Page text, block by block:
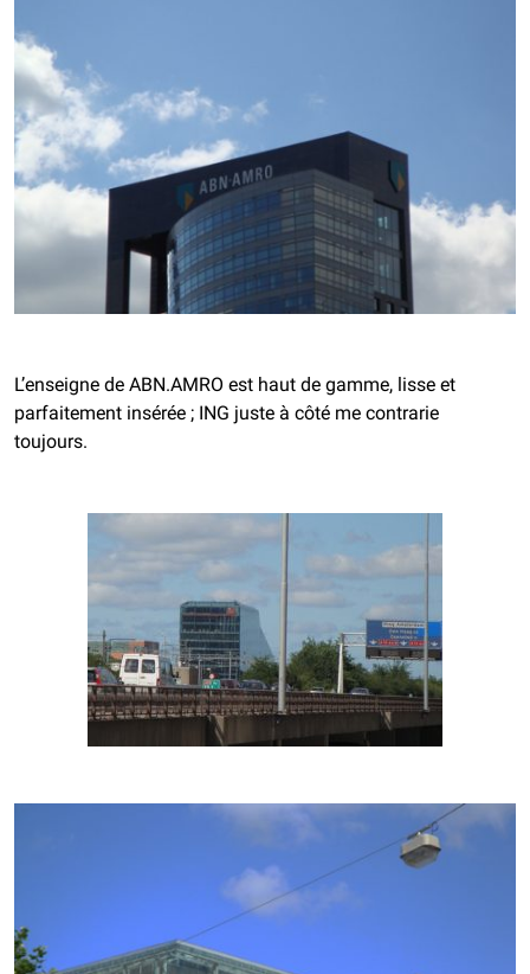
L’enseigne de ABN.AMRO est haut de gamme, lisse et
parfaitement insérée ; ING juste à côté me contrarie
toujours.